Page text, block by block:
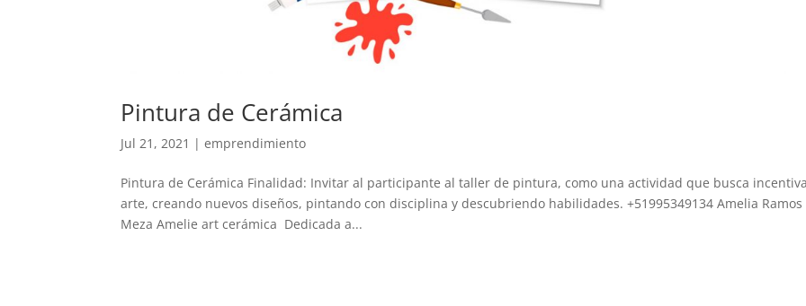
Pintura de Cerámica
Jul 21, 2021 |emprendimiento
Pintura de Cerámica Finalidad: Invitar al participante al taller de pintura, como una actividad que busca
arte, creando nuevos diseños, pintando con disciplina y descubriendo habilidades. +51995349134 Amelia Ramos
Meza Amelie art cerámica Dedicada a...